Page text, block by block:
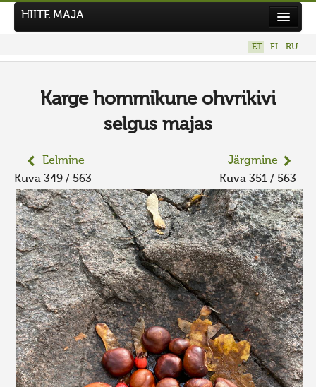
Tööd
Tegutse
Kuvavõistlused
UUS KUVAVÕISTLUS
Hiite kuvavõistlus 2026
VANEMAD KUVAVÕISTLUSED
Kontakt
HIITE MAJA
ET FI RU
Karge hommikune ohvrikivi
selgus majas
Eelmine
Kuva 349 / 563
Järgmine
Kuva 351 / 563